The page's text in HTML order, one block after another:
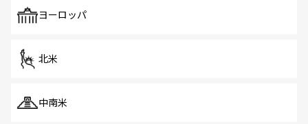
で、ホーカーズは地元の風情を楽しめる外せないスポット
ヨーロッパ
北米
中南米